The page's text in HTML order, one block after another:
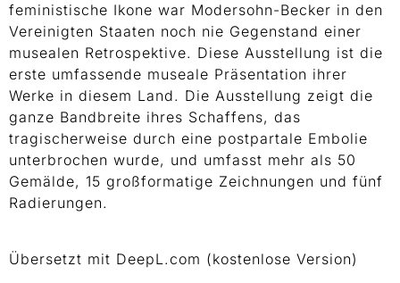
feministische Ikone war Modersohn-Becker in den
Vereinigten Staaten noch nie Gegenstand einer
musealen Retrospektive. Diese Ausstellung ist die
erste umfassende museale Präsentation ihrer
Werke in diesem Land. Die Ausstellung zeigt die
ganze Bandbreite ihres Schaffens, das
tragischerweise durch eine postpartale Embolie
unterbrochen wurde, und umfasst mehr als 50
Gemälde, 15 großformatige Zeichnungen und fünf
Radierungen.
Übersetzt mit DeepL.com (kostenlose Version)